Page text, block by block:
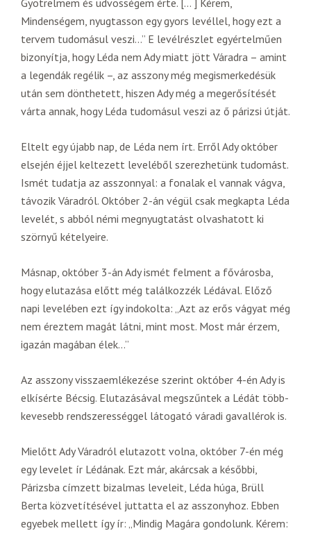
Gyötrelmem és üdvösségem érte. [… ] Kérem,
Mindenségem, nyugtasson egy gyors levéllel, hogy ezt a
tervem tudomásul veszi…” E levélrészlet egyértelműen
bizonyítja, hogy Léda nem Ady miatt jött Váradra – amint
a legendák regélik –, az asszony még megismerkedésük
után sem dönthetett, hiszen Ady még a megerősítését
várta annak, hogy Léda tudomásul veszi az ő párizsi útját.
Eltelt egy újabb nap, de Léda nem írt. Erről Ady október
elsején éjjel keltezett leveléből szerezhetünk tudomást.
Ismét tudatja az asszonnyal: a fonalak el vannak vágva,
távozik Váradról. Október 2-án végül csak megkapta Léda
levelét, s abból némi megnyugtatást olvashatott ki
szörnyű kételyeire.
Másnap, október 3-án Ady ismét felment a fővárosba,
hogy elutazása előtt még találkozzék Lédával. Előző
napi levelében ezt így indokolta: „Azt az erős vágyat még
nem éreztem magát látni, mint most. Most már érzem,
igazán magában élek…”
Az asszony visszaemlékezése szerint október 4-én Ady is
elkísérte Bécsig. Elutazásával megszűntek a Lédát több-
kevesebb rendszerességgel látogató váradi gavallérok is.
Mielőtt Ady Váradról elutazott volna, október 7-én még
egy levelet ír Lédának. Ezt már, akárcsak a későbbi,
Párizsba címzett bizalmas leveleit, Léda húga, Brüll
Berta közvetítésével juttatta el az asszonyhoz. Ebben
egyebek mellett így ír: „Mindig Magára gondolunk. Kérem: